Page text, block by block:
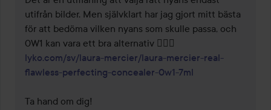
utifrån bilder. Men självklart har jag gjort mitt bästa
för att bedöma vilken nyans som skulle passa, och
lyko.com/sv/laura-mercier/laura-mercier-real-
flawless-perfecting-concealer-0w1-7ml
Ta hand om dig!